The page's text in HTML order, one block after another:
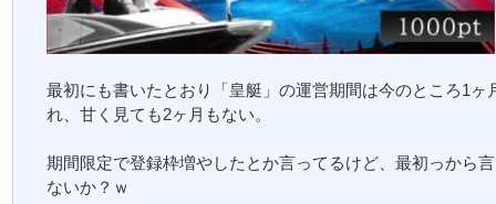
最初にも書いたとおり「皇艇」の運営期間は今のところ1ヶ
れ、甘く見ても2ヶ月もない。
期間限定で登録枠増やしたとか言ってるけど、最初っから
ないか？ｗ